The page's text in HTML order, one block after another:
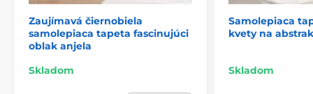
2) Fototapety s úpravou motívu podľa rozmeru
veľkosti, čo môže viesť k jeho miernemu orezaniu. Po
Zaujímavá čiernobiela
samolepiaca tapeta fascinujúci
oblak anjela
Skladom
Samolepiaca
kvety na
Skladom